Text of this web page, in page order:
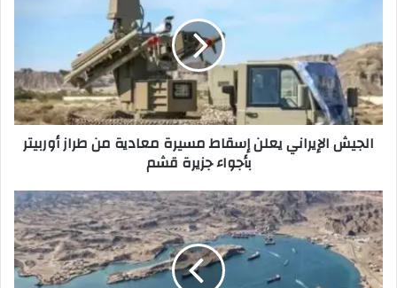
الجيش الإيراني يعلن إسقاط مسيرة معادية من طراز أوربيتر
بأجواء جزيرة قشم